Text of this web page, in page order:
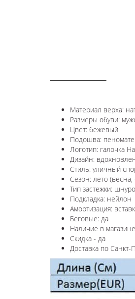
Материал верха:
Размеры обуви:
Цвет: бежевый
Подошва:
Логотип: галочка
Дизайн:
Стиль: уличный
Сезон: лето
Тип застежки:
Подкладка: нейлон
Амортизация:
Беговые: да
Наличие в
Скидка - да
Доставка по Санкт-